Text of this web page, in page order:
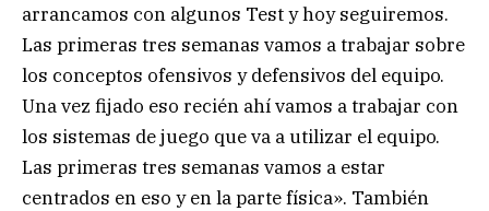
arrancamos con algunos Test y hoy seguiremos.
Las primeras tres semanas vamos a trabajar sobre
los conceptos ofensivos y defensivos del equipo.
Una vez fijado eso recién ahí vamos a trabajar con
los sistemas de juego que va a utilizar el equipo.
Las primeras tres semanas vamos a estar
centrados en eso y en la parte física». También